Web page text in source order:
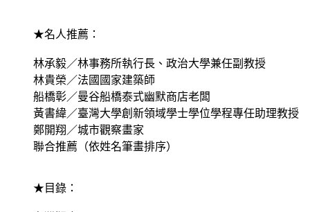
★名人推薦：
林承毅／林事務所執行長、政治大學兼任副教授
林貴榮／法國國家建築師
船橋彰／曼谷船橋泰式幽默商店老闆
黃書緯／臺灣大學創新領域學士學位學程專任助理教授
鄭開翔／城市觀察畫家
聯合推薦（依姓名筆畫排序）
★目錄：